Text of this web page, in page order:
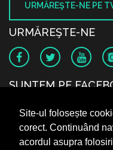
Site-ul folosește
corect. Continuând
acordul asupra
URMĂREŞTE-NE PE
URMĂREŞTE-NE
SUNTEM PE